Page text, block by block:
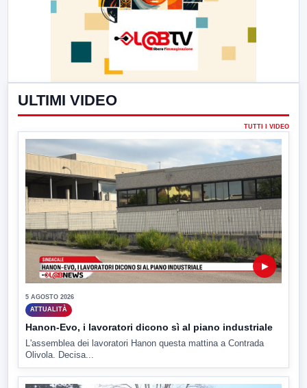
ULTIMI VIDEO
TUTTI I VIDEO
▶
5 AGOSTO 2026
ATTUALITÀ
Hanon-Evo, i lavoratori dicono sì al piano industriale
L'assemblea dei lavoratori Hanon questa mattina a Contrada
Olivola. Decisa...